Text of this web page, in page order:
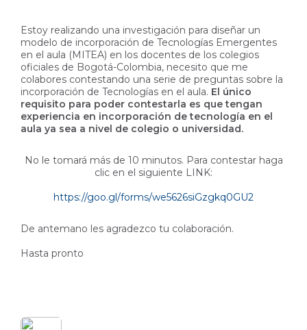
Estoy realizando una investigación para diseñar un
modelo de incorporación de Tecnologías Emergentes
en el aula (MITEA) en los docentes de los colegios
oficiales de Bogotá-Colombia, necesito que me
colabores contestando una serie de preguntas sobre la
incorporación de Tecnologías en el aula. El único
requisito para poder contestarla es que tengan
experiencia en incorporación de tecnología en el
aula ya sea a nivel de colegio o universidad.
No le tomará más de 10 minutos. Para contestar haga
clic en el siguiente LINK:
https://goo.gl/forms/we5626siGzgkq0GU2
De antemano les agradezco tu colaboración.
Hasta pronto